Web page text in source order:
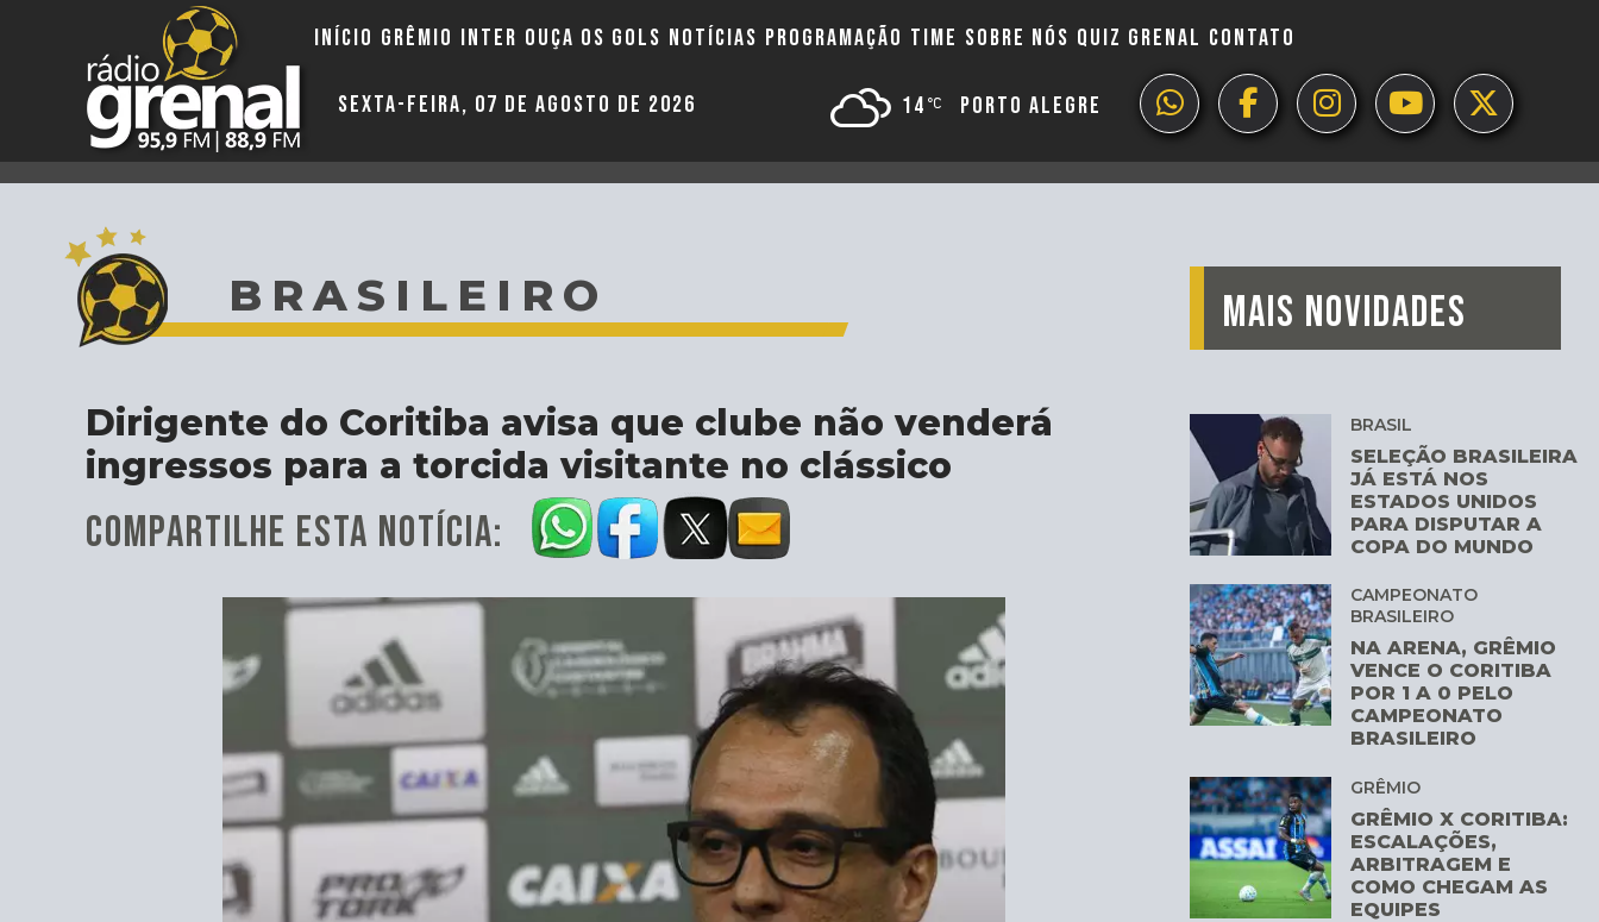
INÍCIO GRÊMIO INTER OUÇA OS GOLS NOTÍCIAS PROGRAMAÇÃO TIME SOBRE NÓS QUIZ GRENAL CONTATO
SEXTA-FEIRA, 07 DE AGOSTO DE 2026 PORTO ALEGRE
14
BRASILEIRO
Dirigente do Coritiba avisa que clube não venderá
ingressos para a torcida visitante no clássico
COMPARTILHE ESTA NOTÍCIA:
MAIS NOVIDADES
BRASIL
SELEÇÃO BRASILEIRA
JÁ ESTÁ NOS
ESTADOS UNIDOS
PARA DISPUTAR A
COPA DO MUNDO
CAMPEONATO
BRASILEIRO
NA ARENA, GRÊMIO
VENCE O CORITIBA
POR 1 A 0 PELO
CAMPEONATO
BRASILEIRO
GRÊMIO
GRÊMIO X CORITIBA:
ESCALAÇÕES,
ARBITRAGEM E
COMO CHEGAM AS
EQUIPES